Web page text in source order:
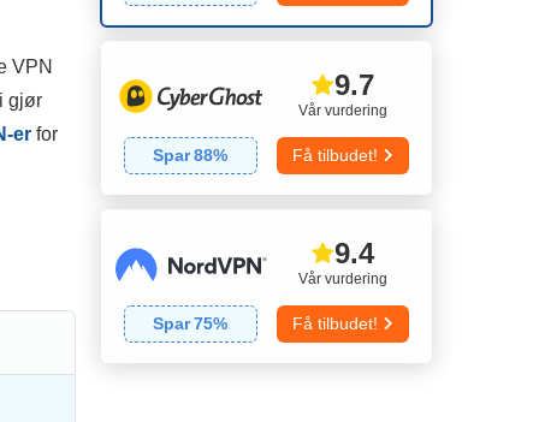
VPN
gjør
er for
Vår vurdering
9.7
Spar88% Få tilbudet!
Vår vurdering
9.4
Spar75% Få tilbudet!